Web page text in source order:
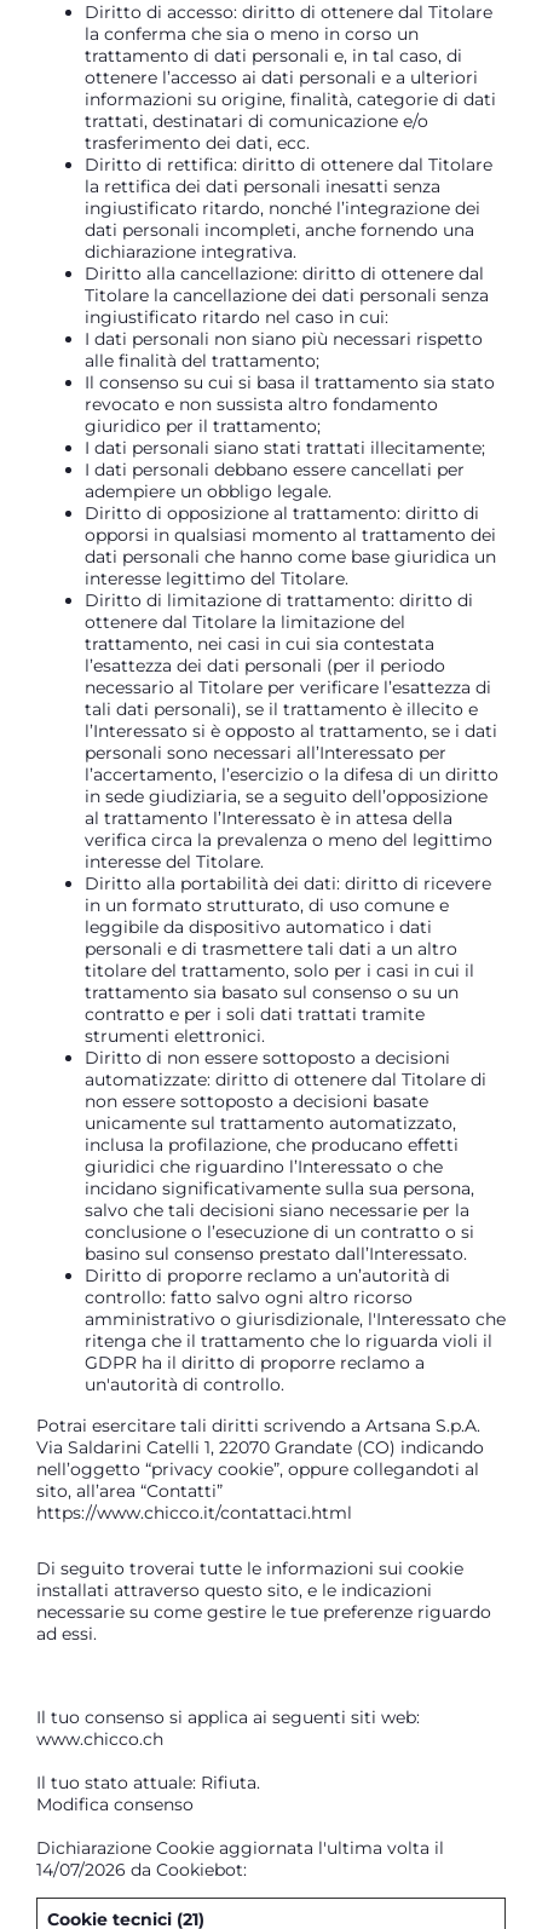
Diritto di accesso: diritto di ottenere dal Titolare
la conferma che sia o meno in corso un
trattamento di dati personali e, in tal caso, di
ottenere l’accesso ai dati personali e a ulteriori
informazioni su origine, finalità, categorie di dati
trattati, destinatari di comunicazione e/o
trasferimento dei dati, ecc.
Diritto di rettifica: diritto di ottenere dal Titolare
la rettifica dei dati personali inesatti senza
ingiustificato ritardo, nonché l’integrazione dei
dati personali incompleti, anche fornendo una
dichiarazione integrativa.
Diritto alla cancellazione: diritto di ottenere dal
Titolare la cancellazione dei dati personali senza
ingiustificato ritardo nel caso in cui:
I dati personali non siano più necessari rispetto
alle finalità del trattamento;
Il consenso su cui si basa il trattamento sia stato
revocato e non sussista altro fondamento
giuridico per il trattamento;
I dati personali siano stati trattati illecitamente;
I dati personali debbano essere cancellati per
adempiere un obbligo legale.
Diritto di opposizione al trattamento: diritto di
opporsi in qualsiasi momento al trattamento dei
dati personali che hanno come base giuridica un
interesse legittimo del Titolare.
Diritto di limitazione di trattamento: diritto di
ottenere dal Titolare la limitazione del
trattamento, nei casi in cui sia contestata
l’esattezza dei dati personali (per il periodo
necessario al Titolare per verificare l’esattezza di
tali dati personali), se il trattamento è illecito e
l’Interessato si è opposto al trattamento, se i dati
personali sono necessari all’Interessato per
l’accertamento, l’esercizio o la difesa di un diritto
in sede giudiziaria, se a seguito dell’opposizione
al trattamento l’Interessato è in attesa della
verifica circa la prevalenza o meno del legittimo
interesse del Titolare.
Diritto alla portabilità dei dati: diritto di ricevere
in un formato strutturato, di uso comune e
leggibile da dispositivo automatico i dati
personali e di trasmettere tali dati a un altro
titolare del trattamento, solo per i casi in cui il
trattamento sia basato sul consenso o su un
contratto e per i soli dati trattati tramite
strumenti elettronici.
Diritto di non essere sottoposto a decisioni
automatizzate: diritto di ottenere dal Titolare di
non essere sottoposto a decisioni basate
unicamente sul trattamento automatizzato,
inclusa la profilazione, che producano effetti
giuridici che riguardino l’Interessato o che
incidano significativamente sulla sua persona,
salvo che tali decisioni siano necessarie per la
conclusione o l’esecuzione di un contratto o si
basino sul consenso prestato dall’Interessato.
Diritto di proporre reclamo a un’autorità di
controllo: fatto salvo ogni altro ricorso
amministrativo o giurisdizionale, l'Interessato che
ritenga che il trattamento che lo riguarda violi il
GDPR ha il diritto di proporre reclamo a
un'autorità di controllo.
Potrai esercitare tali diritti scrivendo a Artsana S.p.A.
Via Saldarini Catelli 1, 22070 Grandate (CO) indicando
nell’oggetto “privacy cookie”, oppure collegandoti al
sito, all’area “Contatti”
https://www.chicco.it/contattaci.html
Di seguito troverai tutte le informazioni sui cookie
installati attraverso questo sito, e le indicazioni
necessarie su come gestire le tue preferenze riguardo
ad essi.
Il tuo consenso si applica ai seguenti siti web:
www.chicco.ch
Il tuo stato attuale: Rifiuta.
Modifica consenso
Dichiarazione Cookie aggiornata l'ultima volta il
14/07/2026 da Cookiebot:
Cookie tecnici (21)